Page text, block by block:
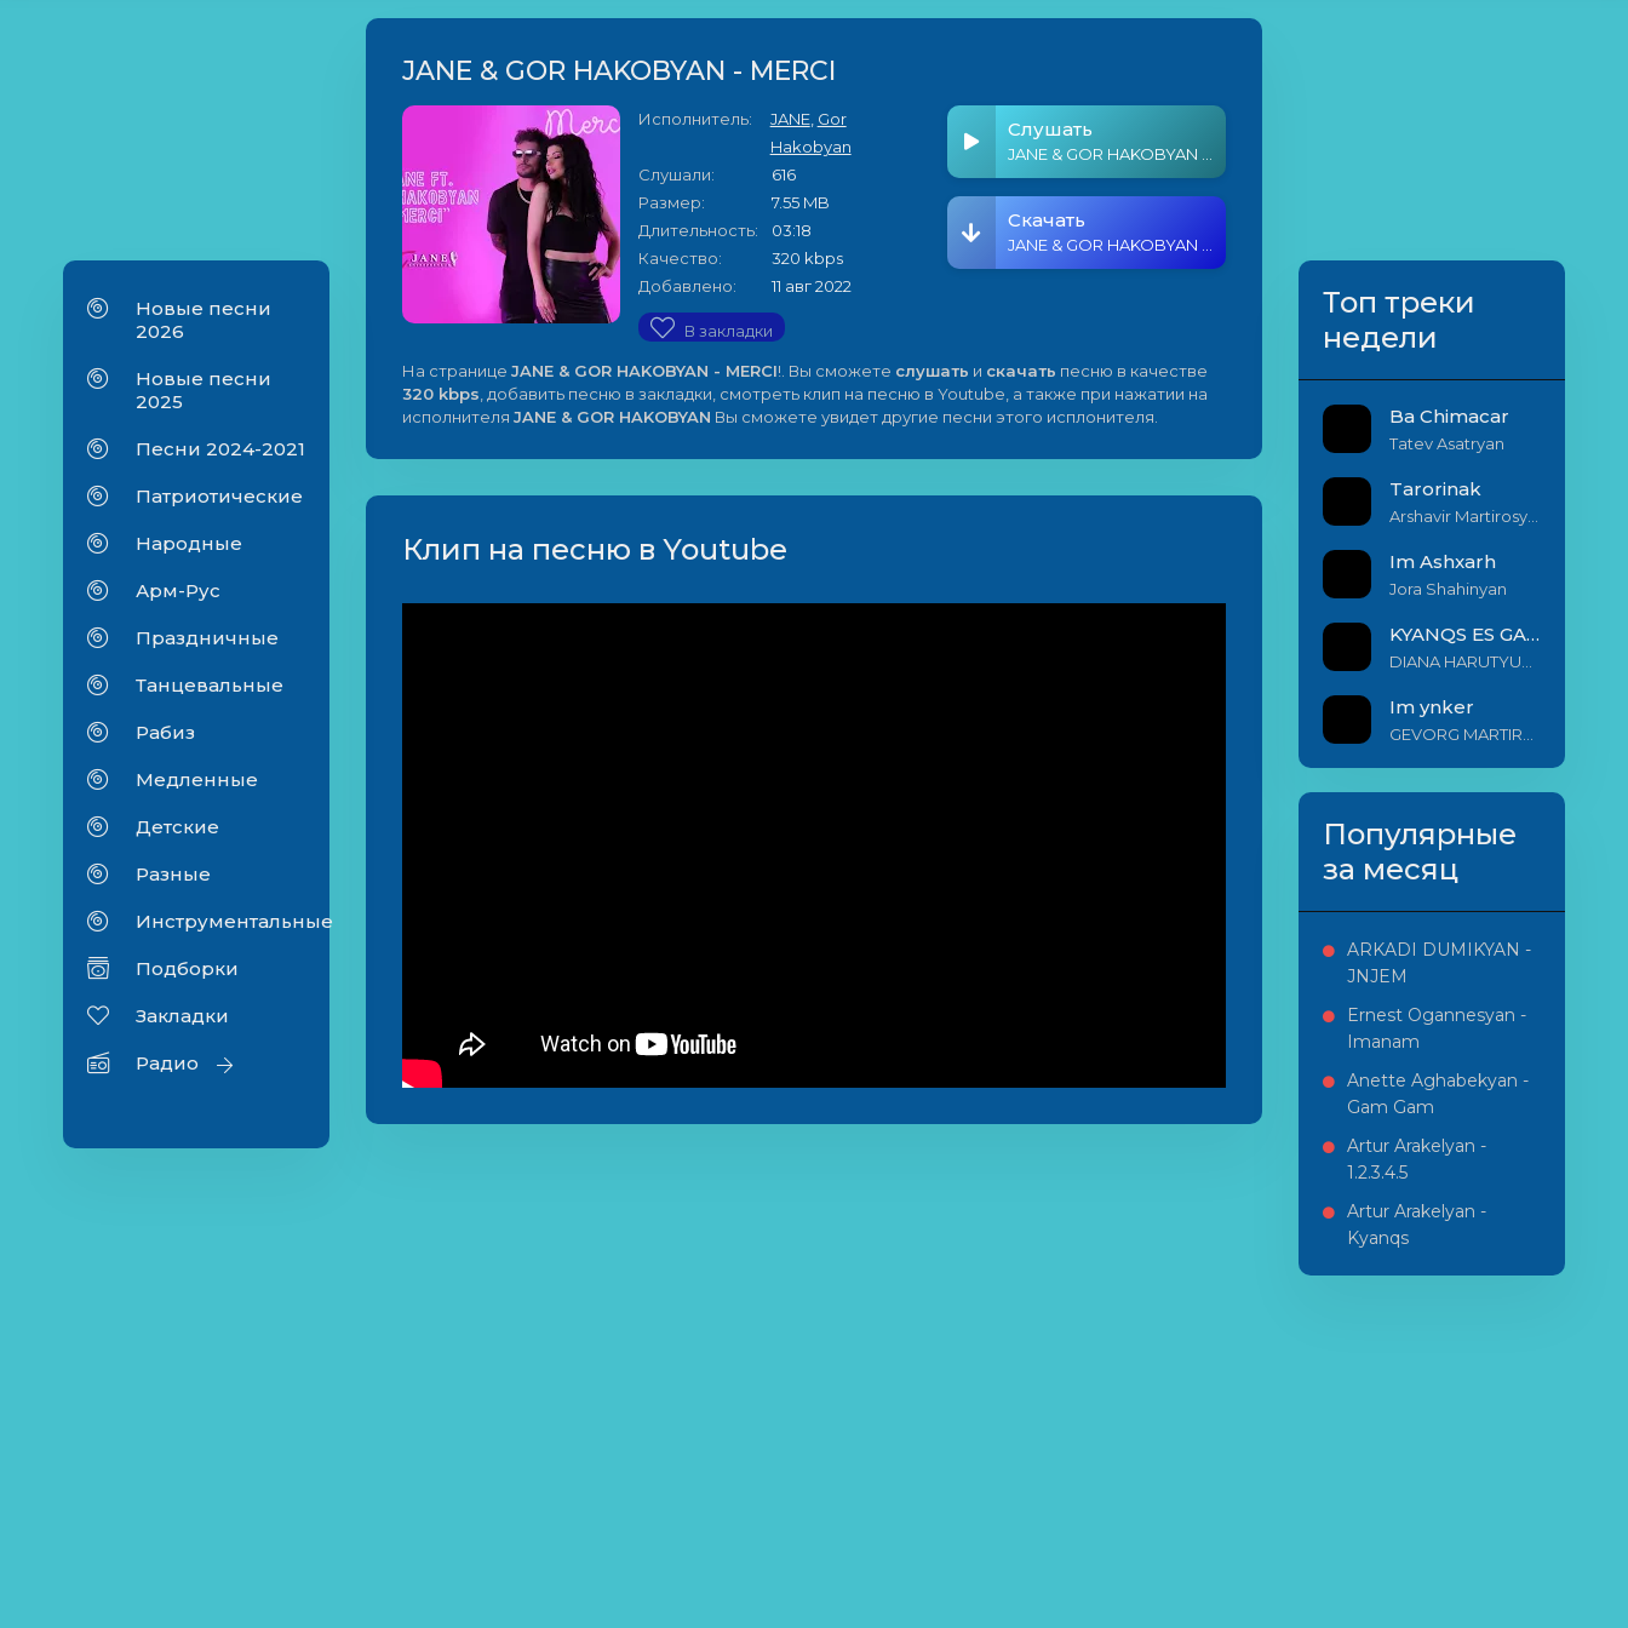
Новые песни
2026
Новые песни
2025
Песни 2024-2021
Патриотические
Народные
Арм-Рус
Праздничные
Танцевальные
Рабиз
Медленные
Детские
Разные
Инструментальные
Подборки
Закладки
Радио
JANE & GOR HAKOBYAN - MERCI
Исполнитель: JANE, Gor
Hakobyan
Слушали:
616
Размер:
7.55 MB
Длительность:
03:18
Качество:
320 kbps
Добавлено:
11 авг 2022
В закладки
Слушать
Скачать
На странице JANE & GOR HAKOBYAN - MERCI!. Вы сможете слушать и скачать песню в качестве
320 kbps , добавить песню в закладки, смотреть клип на песню в Youtube, а также при нажатии на
исполнителя JANE & GOR HAKOBYAN Вы сможете увидет другие песни этого исплонителя.
Клип на песню в Youtube
Топ треки
недели
Ba Chimacar
Tatev Asatryan
Tarorinak
Im Ashxarh
Jora Shahinyan
KYANQS ES GALIS EM
Im ynker
Популярные
за месяц
ARKADI DUMIKYAN -
JNJEM
Ernest Ogannesyan -
Imanam
Anette Aghabekyan -
Gam Gam
Artur Arakelyan -
1.2.3.4.5
Artur Arakelyan -
Kyanqs